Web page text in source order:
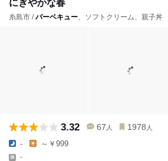
にぎやかな春
糸島市 /バーベキュー、ソフトクリーム、親子丼
3.32 67 人 1978 人
- ～￥999
-